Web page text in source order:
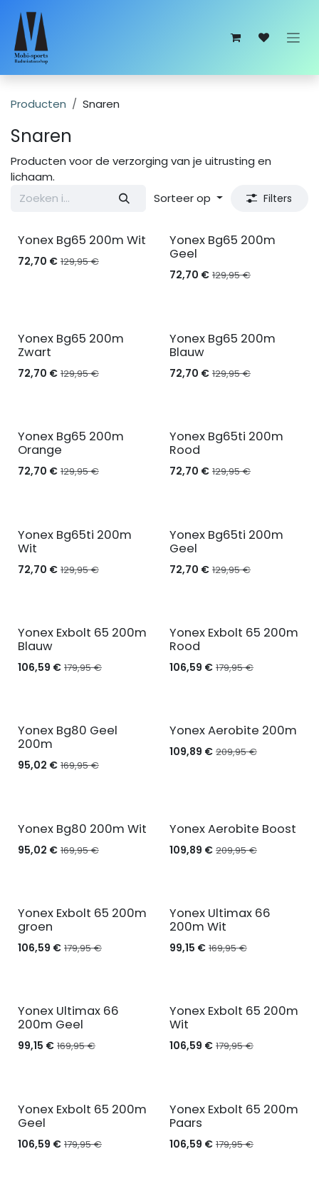
Producten Snaren
Snaren
Producten voor de verzorging van je uitrusting en
lichaam.
Sorteer op
Filters
Yonex Bg65 200m Wit
72,70 € 129,95€
Yonex Bg65 200m
Geel
72,70 € 129,95€
Yonex Bg65 200m
Zwart
72,70 € 129,95€
Yonex Bg65 200m
Blauw
72,70 € 129,95€
Yonex Bg65 200m
Orange
72,70 € 129,95€
Yonex Bg65ti 200m
Rood
72,70 € 129,95€
Yonex Bg65ti 200m
Wit
72,70 € 129,95€
Yonex Bg65ti 200m
Geel
72,70 € 129,95€
Yonex Exbolt 65 200m
Blauw
106,59 € 179,95€
Yonex Exbolt 65 200m
Rood
106,59 € 179,95€
Yonex Bg80 Geel
200m
95,02 € 169,95€
Yonex Aerobite 200m
109,89 € 209,95€
Yonex Bg80 200m Wit
95,02 € 169,95€
Yonex Aerobite Boost
109,89 € 209,95€
Yonex Exbolt 65 200m
groen
106,59 € 179,95€
Yonex Ultimax 66
200m Wit
99,15 € 169,95€
Yonex Ultimax 66
200m Geel
99,15 € 169,95€
Yonex Exbolt 65 200m
Wit
106,59 € 179,95€
Yonex Exbolt 65 200m
Geel
106,59 € 179,95€
Yonex Exbolt 65 200m
Paars
106,59 € 179,95€